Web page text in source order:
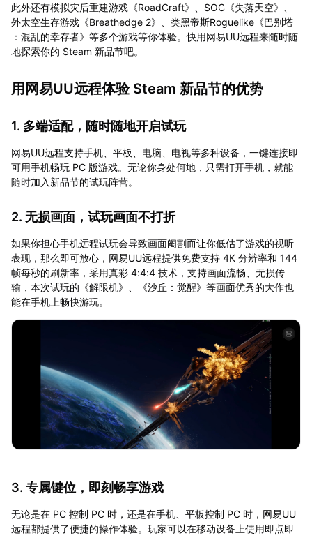
此外还有模拟灾后重建游戏《RoadCraft》、SOC《失落天空》、
外太空生存游戏《Breathedge 2》、类黑帝斯Roguelike《巴别塔
：混乱的幸存者》等多个游戏等你体验。快用网易UU远程来随时随
地探索你的 Steam 新品节吧。
用网易UU远程体验 Steam 新品节的优势
1. 多端适配，随时随地开启试玩
网易UU远程支持手机、平板、电脑、电视等多种设备，一键连接即
可用手机畅玩 PC 版游戏。无论你身处何地，只需打开手机，就能
随时加入新品节的试玩阵营。
2. 无损画面，试玩画面不打折
如果你担心手机远程试玩会导致画面阉割而让你低估了游戏的视听
表现，那么即可放心，网易UU远程提供免费支持 4K 分辨率和 144
帧每秒的刷新率，采用真彩 4:4:4 技术，支持画面流畅、无损传
输，本次试玩的《解限机》、《沙丘：觉醒》等画面优秀的大作也
能在手机上畅快游玩。
3. 专属键位，即刻畅享游戏
无论是在 PC 控制 PC 时，还是在手机、平板控制 PC 时，网易UU
远程都提供了便捷的操作体验。玩家可以在移动设备上使用即点即